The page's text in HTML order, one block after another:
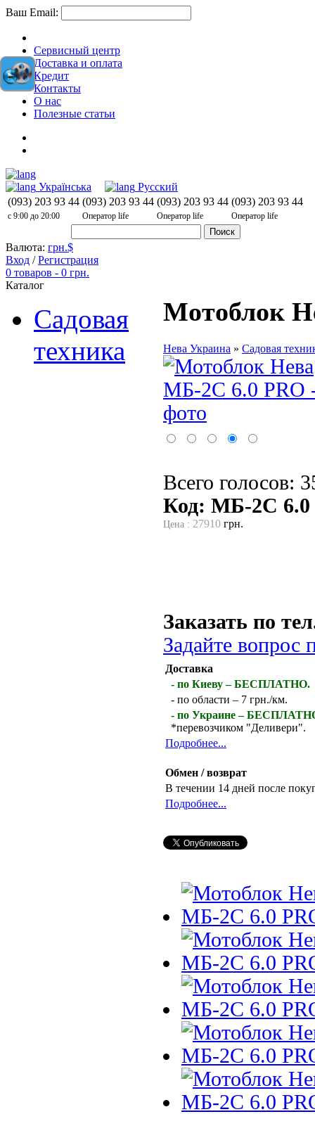
Ваш Email:
Сервисный центр
Доставка и оплата
Кредит
Контакты
О нас
Полезные статьи
Українська
Русский
(093) 203 93 44 (093) 203 93 44 (093) 203 93 44 (093) 203 93 44
с 9:00 до 20:00 Оператор life Оператор life Оператор life
Поиск
Валюта: грн.$
Вход /Регистрация
0 товаров - 0 грн.
Мотоблок
Нева Украина » Садовая
Всего голосов:
Код: МБ-2С 6.0
Цена : 27910 грн.
Заказать по
Задайте вопрос
Доставка
- по Киеву – БЕСПЛАТНО.
- по области – 7 грн./км.
- по Украине –
*перевозчиком "Деливери".
Подробнее...
Обмен / возврат
В течении 14 дней после
Подробнее...
Каталог
Садовая
техника